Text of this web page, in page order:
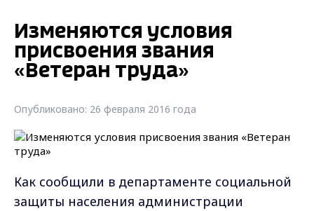
Изменяются условия
присвоения звания
«Ветеран труда»
Опубликовано: 26 февраля 2016 года
Как сообщили в департаменте социальной
защиты населения администрации